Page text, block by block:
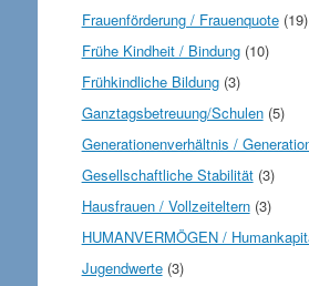
Frauenförderung / Frauenquote(19)
Frühe Kindheit / Bindung(10)
Frühkindliche Bildung(3)
Ganztagsbetreuung/Schulen(5)
Generationenverhältnis /
Gesellschaftliche Stabilität(3)
Hausfrauen / Vollzeiteltern(3)
HUMANVERMÖGEN /
Jugendwerte(3)